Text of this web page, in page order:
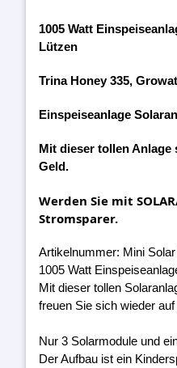
1005 Watt
Lützen
Trina Honey 335,
Einspeiseanlage
Mit dieser tollen Anlage
Geld.
Werden Sie mit
Stromsparer.
Artikelnummer: Mini
1005 Watt
Mit dieser tollen
freuen Sie sich wieder
Nur 3 Solarmodule und
Der Aufbau ist ein